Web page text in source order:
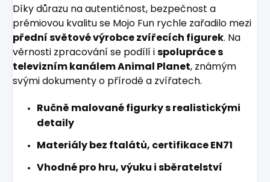
Díky důrazu na autentičnost, bezpečnost a
prémiovou kvalitu se Mojo Fun rychle zařadilo mezi
přední světové výrobce zvířecích figurek. Na
věrnosti zpracování se podílí ispolupráce s
televizním kanálem Animal Planet, známým
svými dokumenty o přírodě a zvířatech.
Ručně malované figurky s realistickými
detaily
Materiály bez ftalátů, certifikace EN71
Vhodné pro hru, výuku i sběratelství